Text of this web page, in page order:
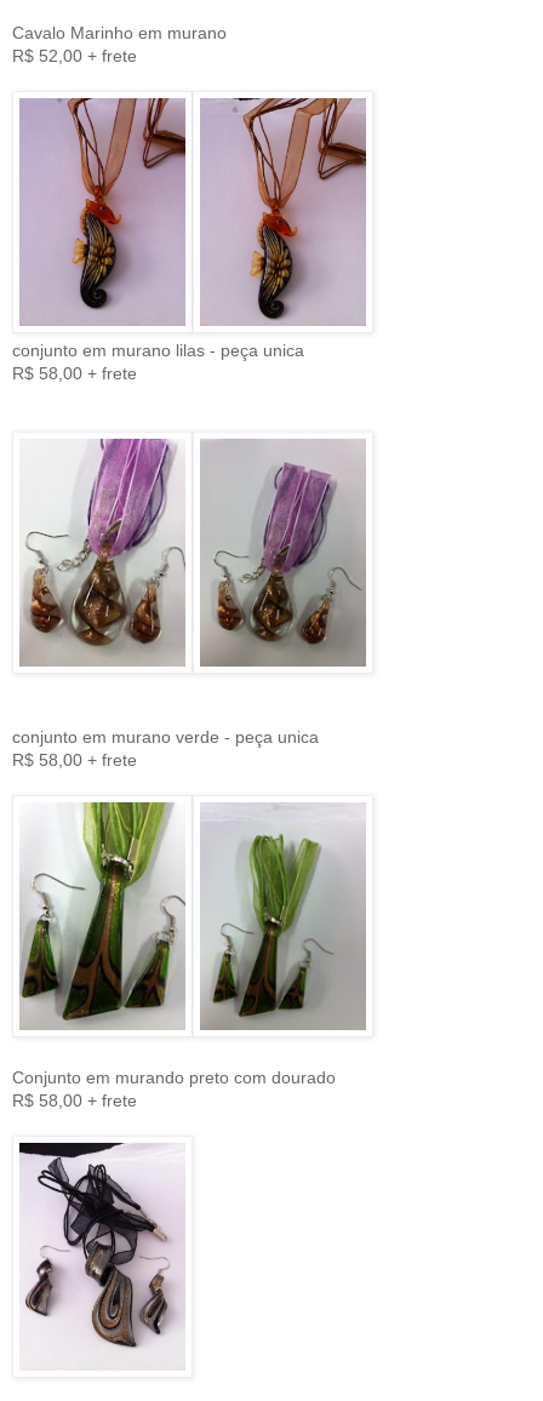
Cavalo Marinho em murano
R$ 52,00 + frete
conjunto em murano lilas - peça unica
R$ 58,00 + frete
conjunto em murano verde - peça unica
R$ 58,00 + frete
Conjunto em murando preto com dourado
R$ 58,00 + frete